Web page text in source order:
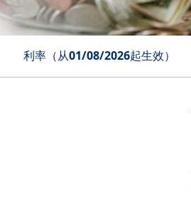
利率（从01/08/2026起生效）